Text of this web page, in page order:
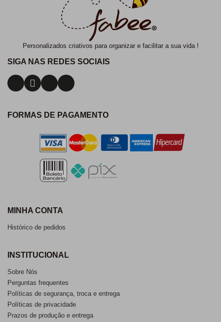
Personalizados criativos para organizar e facilitar a sua vida !
SIGA NAS REDES SOCIAIS
FORMAS DE PAGAMENTO
MINHA CONTA
Histórico de pedidos
INSTITUCIONAL
Sobre Nós
Perguntas frequentes
Políticas de segurança, troca e entrega
Políticas de privacidade
Prazos de produção e entrega